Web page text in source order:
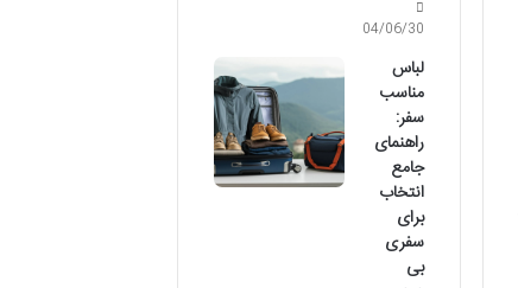
04/06/30
لباس
مناسب
سفر:
راهنمای
جامع
انتخاب
برای
سفری
بی